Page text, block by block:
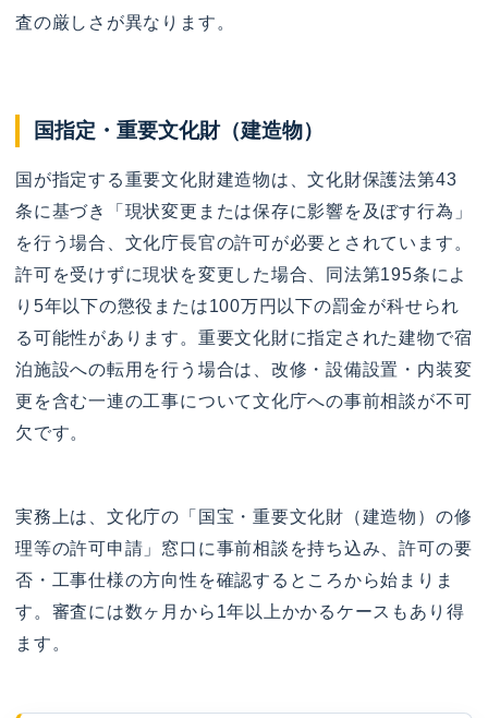
査の厳しさが異なります。
国指定・重要文化財（建造物）
国が指定する重要文化財建造物は、文化財保護法第43
条に基づき「現状変更または保存に影響を及ぼす行為」
を行う場合、文化庁長官の許可が必要とされています。
許可を受けずに現状を変更した場合、同法第195条によ
り5年以下の懲役または100万円以下の罰金が科せられ
る可能性があります。重要文化財に指定された建物で宿
泊施設への転用を行う場合は、改修・設備設置・内装変
更を含む一連の工事について文化庁への事前相談が不可
欠です。
実務上は、文化庁の「国宝・重要文化財（建造物）の修
理等の許可申請」窓口に事前相談を持ち込み、許可の要
否・工事仕様の方向性を確認するところから始まりま
す。審査には数ヶ月から1年以上かかるケースもあり得
ます。